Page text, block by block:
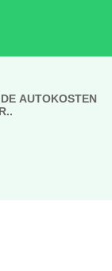
AUTOKOSTEN